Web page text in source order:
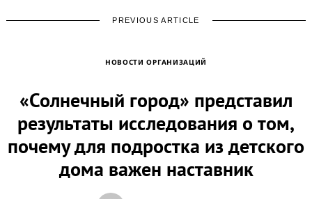
PREVIOUS ARTICLE
НОВОСТИ ОРГАНИЗАЦИЙ
«Солнечный город» представил
результаты исследования о том,
почему для подростка из детского
дома важен наставник